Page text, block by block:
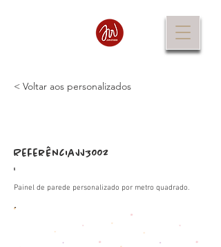
< Voltar aos personalizados
Referência
:
JJ3002
Painel de parede personalizado por metro quadrado.